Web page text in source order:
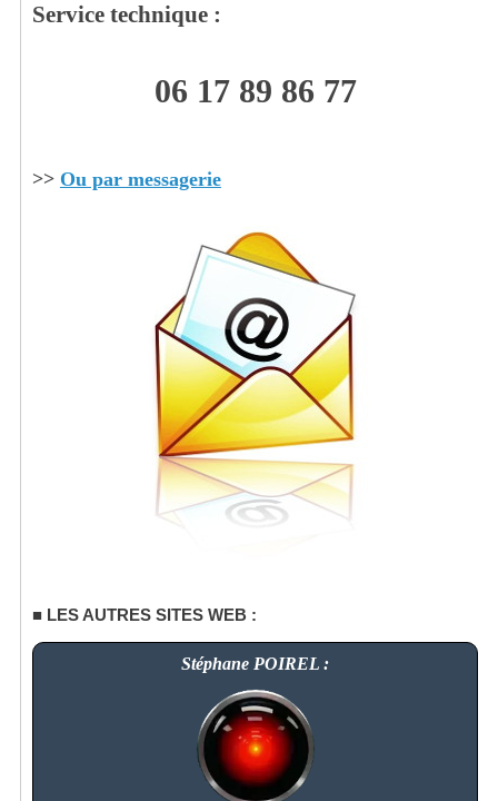
Service technique :
06 17 89 86 77
>> Ou par messagerie
LES AUTRES SITES WEB :
Stéphane POIREL :